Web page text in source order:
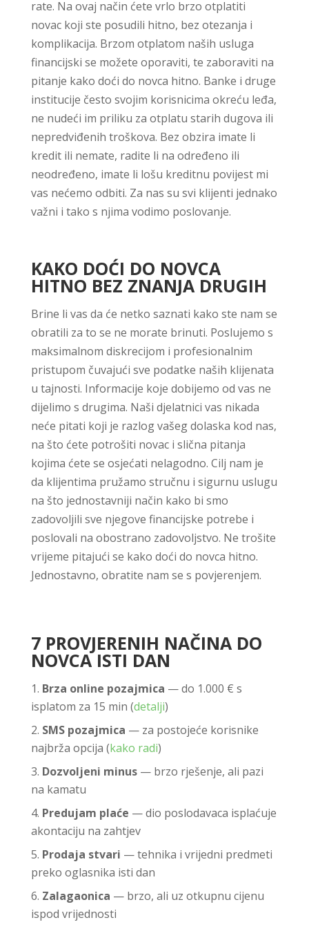
rate. Na ovaj način ćete vrlo brzo otplatiti
novac koji ste posudili hitno, bez otezanja i
komplikacija. Brzom otplatom naših usluga
financijski se možete oporaviti, te zaboraviti na
pitanje kako doći do novca hitno. Banke i druge
institucije često svojim korisnicima okreću leđa,
ne nudeći im priliku za otplatu starih dugova ili
nepredviđenih troškova. Bez obzira imate li
kredit ili nemate, radite li na određeno ili
neodređeno, imate li lošu kreditnu povijest mi
vas nećemo odbiti. Za nas su svi klijenti jednako
važni i tako s njima vodimo poslovanje.
KAKO DOĆI DO NOVCA
HITNO BEZ ZNANJA DRUGIH
Brine li vas da će netko saznati kako ste nam se
obratili za to se ne morate brinuti. Poslujemo s
maksimalnom diskrecijom i profesionalnim
pristupom čuvajući sve podatke naših klijenata
u tajnosti. Informacije koje dobijemo od vas ne
dijelimo s drugima. Naši djelatnici vas nikada
neće pitati koji je razlog vašeg dolaska kod nas,
na što ćete potrošiti novac i slična pitanja
kojima ćete se osjećati nelagodno. Cilj nam je
da klijentima pružamo stručnu i sigurnu uslugu
na što jednostavniji način kako bi smo
zadovoljili sve njegove financijske potrebe i
poslovali na obostrano zadovoljstvo. Ne trošite
vrijeme pitajući se kako doći do novca hitno.
Jednostavno, obratite nam se s povjerenjem.
7 PROVJERENIH NAČINA DO
NOVCA ISTI DAN
Brza online pozajmica — do 1.000 € s
isplatom za 15 min (detalji)
SMS pozajmica — za postojeće korisnike
najbrža opcija (kako radi)
Dozvoljeni minus— brzo rješenje, ali pazi
na kamatu
Predujam plaće — dio poslodavaca isplaćuje
akontaciju na zahtjev
Prodaja stvari — tehnika i vrijedni predmeti
preko oglasnika isti dan
Zalagaonica — brzo, ali uz otkupnu cijenu
ispod vrijednosti